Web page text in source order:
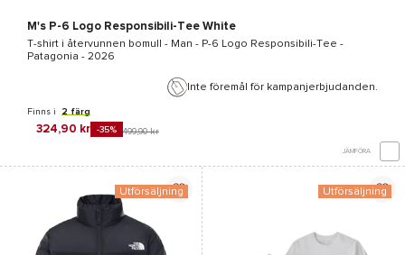
M's P-6 Logo Responsibili-Tee White
T-shirt i återvunnen bomull - Man - P-6 Logo Responsibili-Tee -
Patagonia - 2026
Inte föremål för kampanjerbjudanden.
324,90 kr -35% 499,90 kr
Finns i 2 färg
JÄMFÖRA
Utförsäljning Utförsäljning